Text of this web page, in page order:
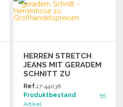
Angebot anfordern
HERREN STRETCH
JEANS MIT GERADEM
SCHNITT ZU
GROSSHANDELSPREISEN
Ref.17-44036
Produktbestand : 55
Artikel